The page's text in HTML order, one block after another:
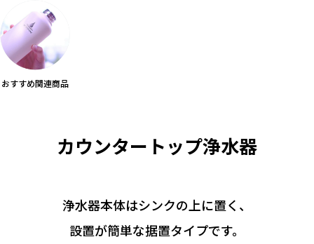
おすすめ関連商品
カウンタートップ浄水器
浄⽔器本体はシンクの上に置く、
設置が簡単な据置タイプです。